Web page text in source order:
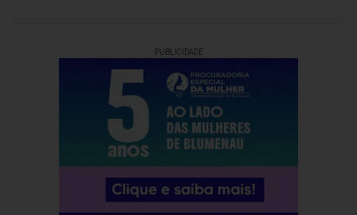
PUBLICIDADE